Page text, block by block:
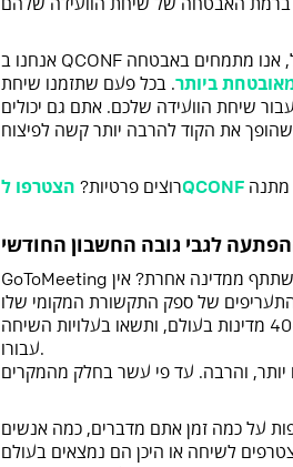
אנחנו ב QCONF מתייחסים לפרטיות השיחה שלכם בצורה רצינית. כחברה הפועלת בישראל, אנו מתמחים באבטחה
ביותר. בכל פעם שתזמנו שיחת
שיחת הוועידה שלכם. אתם גם יכולים
רוצים פרטיות?הצטרפו לQCONF מתנה
לגבי גובה החשבון החודשי
GoToMeeting מציעה מספרי גישה מקומיים בכ-18 מדינות ברחבי העולם. יש לכם משתתף ממדינה אחרת? אין
של ספק התקשורת המקומי שלו
או שתציעו לו את אחד ממספרי החינם 1-800, שהחברה מציעה בכ-40 מדינות בעולם, ותשאו בעלויות השיחה
עבורו.
על כמה זמן אתם מדברים, כמה אנשים